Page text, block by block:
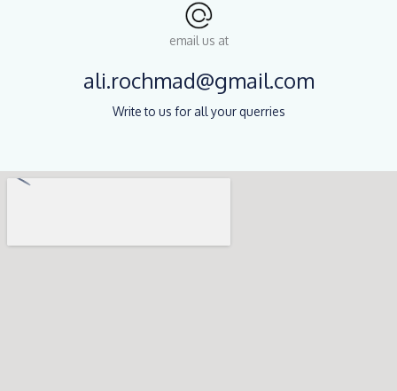
email us at
ali.rochmad@gmail.com
Write to us for all your querries